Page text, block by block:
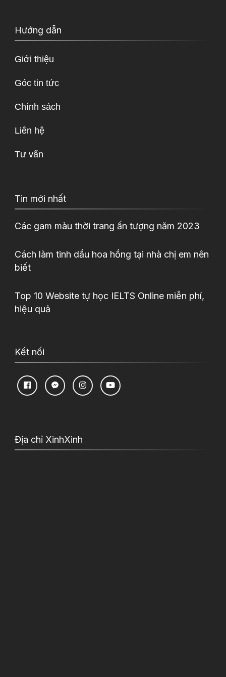
Hướng dẫn
Giới thiệu
Góc tin tức
Chính sách
Liên hệ
Tư vấn
Tin mới nhất
Các gam màu thời trang ấn tượng năm 2023
Cách làm tinh dầu hoa hồng tại nhà chị em nên
biết
Top 10 Website tự học IELTS Online miễn phí,
hiệu quả
Kết nối
Địa chỉ XinhXinh